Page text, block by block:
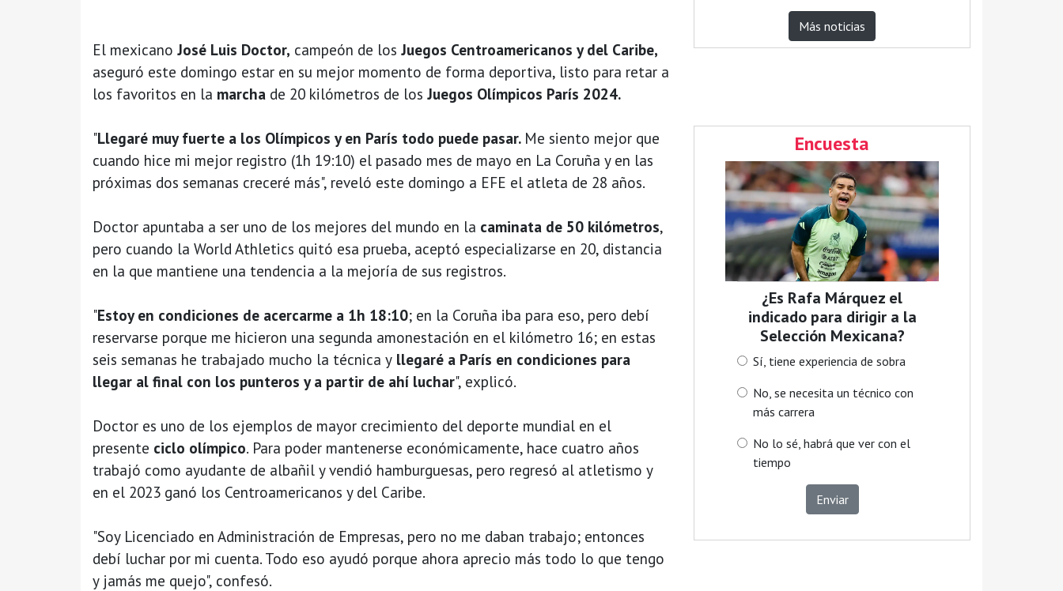
El mexicano José Luis Doctor, campeón de los Juegos Centroamericanos y del Caribe,
aseguró este domingo estar en su mejor momento de forma deportiva, listo para retar a
los favoritos en la marcha de 20 kilómetros de los Juegos Olímpicos París 2024.
"Llegaré muy fuerte a los Olímpicos y en París todo puede pasar. Me siento mejor que
cuando hice mi mejor registro (1h 19:10) el pasado mes de mayo en La Coruña y en las
próximas dos semanas creceré más", reveló este domingo a EFE el atleta de 28 años.
Doctor apuntaba a ser uno de los mejores del mundo en la caminata de 50 kilómetros,
pero cuando la World Athletics quitó esa prueba, aceptó especializarse en 20, distancia
en la que mantiene una tendencia a la mejoría de sus registros.
"Estoy en condiciones de acercarme a 1h 18:10; en la Coruña iba para eso, pero debí
reservarse porque me hicieron una segunda amonestación en el kilómetro 16; en estas
seis semanas he trabajado mucho la técnica y llegaré a París en condiciones para
llegar al final con los punteros y a partir de ahí luchar", explicó.
Doctor es uno de los ejemplos de mayor crecimiento del deporte mundial en el
presente ciclo olímpico. Para poder mantenerse económicamente, hace cuatro años
trabajó como ayudante de albañil y vendió hamburguesas, pero regresó al atletismo y
en el 2023 ganó los Centroamericanos y del Caribe.
"Soy Licenciado en Administración de Empresas, pero no me daban trabajo; entonces
debí luchar por mi cuenta. Todo eso ayudó porque ahora aprecio más todo lo que tengo
y jamás me quejo", confesó.
Más noticias
Encuesta
¿Es Rafa Márquez el
indicado para dirigir a la
Selección Mexicana?
Sí, tiene experiencia de sobra
No, se necesita un técnico con
más carrera
No lo sé, habrá que ver con el
tiempo
Enviar